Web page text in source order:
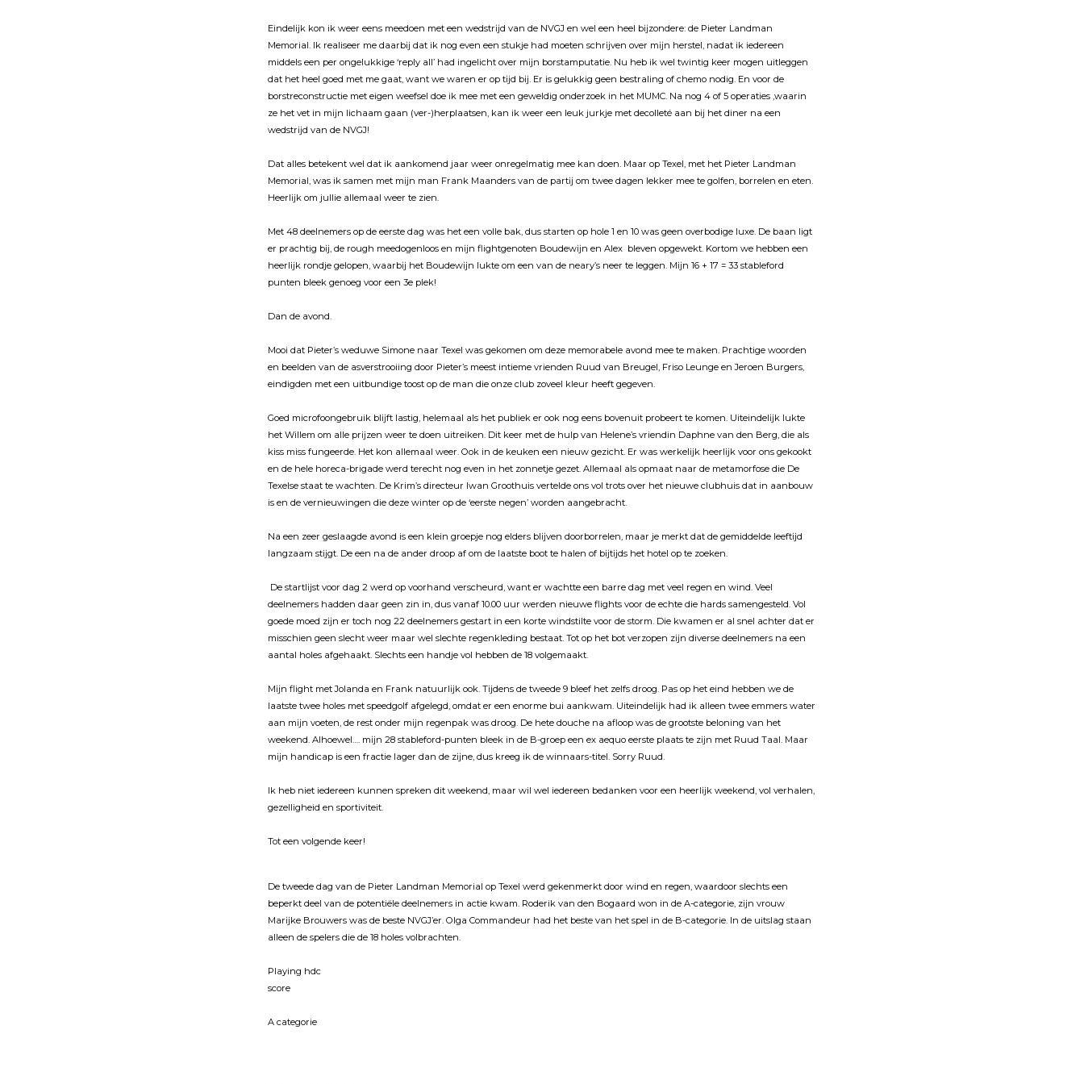
Eindelĳk kon ik weer eens meedoen met een wedstrĳd van de NVGJ en wel een heel bĳzondere: de Pieter Landman
Memorial. Ik realiseer me daarbĳ dat ik nog even een stukje had moeten schrĳven over mĳn herstel, nadat ik iedereen
middels een per ongelukkige ‘reply all’ had ingelicht over mĳn borstamputatie. Nu heb ik wel twintig keer mogen uitleggen
dat het heel goed met me gaat, want we waren er op tĳd bĳ. Er is gelukkig geen bestraling of chemo nodig. En voor de
borstreconstructie met eigen weefsel doe ik mee met een geweldig onderzoek in het MUMC. Na nog 4 of 5 operaties ,waarin
ze het vet in mĳn lichaam gaan (ver-)herplaatsen, kan ik weer een leuk jurkje met decolleté aan bĳ het diner na een
wedstrĳd van de NVGJ!
Dat alles betekent wel dat ik aankomend jaar weer onregelmatig mee kan doen. Maar op Texel, met het Pieter Landman
Memorial, was ik samen met mĳn man Frank Maanders van de partĳ om twee dagen lekker mee te golfen, borrelen en eten.
Heerlĳk om jullie allemaal weer te zien.
Met 48 deelnemers op de eerste dag was het een volle bak, dus starten op hole 1 en 10 was geen overbodige luxe. De baan ligt
er prachtig bĳ, de rough meedogenloos en mĳn flightgenoten Boudewĳn en Alex bleven opgewekt. Kortom we hebben een
heerlĳk rondje gelopen, waarbĳ het Boudewĳn lukte om een van de neary’s neer te leggen. Mĳn 16 + 17 = 33 stableford
punten bleek genoeg voor een 3e plek!
Dan de avond.
Mooi dat Pieter’s weduwe Simone naar Texel was gekomen om deze memorabele avond mee te maken. Prachtige woorden
en beelden van de asverstrooiing door Pieter’s meest intieme vrienden Ruud van Breugel, Friso Leunge en Jeroen Burgers,
eindigden met een uitbundige toost op de man die onze club zoveel kleur heeft gegeven.
Goed microfoongebruik blĳft lastig, helemaal als het publiek er ook nog eens bovenuit probeert te komen. Uiteindelĳk lukte
het Willem om alle prĳzen weer te doen uitreiken. Dit keer met de hulp van Helene’s vriendin Daphne van den Berg, die als
kiss miss fungeerde. Het kon allemaal weer. Ook in de keuken een nieuw gezicht. Er was werkelĳk heerlĳk voor ons gekookt
en de hele horeca-brigade werd terecht nog even in het zonnetje gezet. Allemaal als opmaat naar de metamorfose die De
Texelse staat te wachten. De Krim’s directeur Iwan Groothuis vertelde ons vol trots over het nieuwe clubhuis dat in aanbouw
is en de vernieuwingen die deze winter op de ‘eerste negen’ worden aangebracht.
Na een zeer geslaagde avond is een klein groepje nog elders blĳven doorborrelen, maar je merkt dat de gemiddelde leeftĳd
langzaam stĳgt. De een na de ander droop af om de laatste boot te halen of bĳtĳds het hotel op te zoeken.
De startlĳst voor dag 2 werd op voorhand verscheurd, want er wachtte een barre dag met veel regen en wind. Veel
deelnemers hadden daar geen zin in, dus vanaf 10.00 uur werden nieuwe flights voor de echte die hards samengesteld. Vol
goede moed zĳn er toch nog 22 deelnemers gestart in een korte windstilte voor de storm. Die kwamen er al snel achter dat er
misschien geen slecht weer maar wel slechte regenkleding bestaat. Tot op het bot verzopen zĳn diverse deelnemers na een
aantal holes afgehaakt. Slechts een handje vol hebben de 18 volgemaakt.
Mĳn flight met Jolanda en Frank natuurlĳk ook. Tĳdens de tweede 9 bleef het zelfs droog. Pas op het eind hebben we de
laatste twee holes met speedgolf afgelegd, omdat er een enorme bui aankwam. Uiteindelĳk had ik alleen twee emmers water
aan mĳn voeten, de rest onder mĳn regenpak was droog. De hete douche na afloop was de grootste beloning van het
weekend. Alhoewel…. mĳn 28 stableford-punten bleek in de B-groep een ex aequo eerste plaats te zĳn met Ruud Taal. Maar
mĳn handicap is een fractie lager dan de zĳne, dus kreeg ik de winnaars-titel. Sorry Ruud.
Ik heb niet iedereen kunnen spreken dit weekend, maar wil wel iedereen bedanken voor een heerlĳk weekend, vol verhalen,
gezelligheid en sportiviteit.
Tot een volgende keer!
De tweede dag van de Pieter Landman Memorial op Texel werd gekenmerkt door wind en regen, waardoor slechts een
beperkt deel van de potentiële deelnemers in actie kwam. Roderik van den Bogaard won in de A-categorie, zĳn vrouw
Marĳke Brouwers was de beste NVGJ’er. Olga Commandeur had het beste van het spel in de B-categorie. In de uitslag staan
alleen de spelers die de 18 holes volbrachten.
Playing hdc
score
A categorie